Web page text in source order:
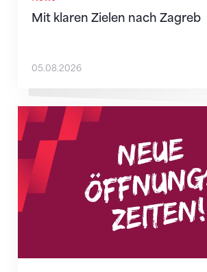
Mit klaren Zielen nach Zagreb
05.08.2026
Neue Empfangszeiten ab 1. August